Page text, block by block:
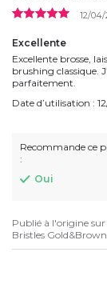
12/04/
Excellente
Excellente brosse,
brushing classique.
parfaitement.
Date d’utilisation :
Recommande ce
:
Oui
Publié à l'origine sur
Bristles